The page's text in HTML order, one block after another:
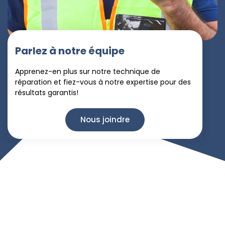
Parlez à notre équipe
Apprenez-en plus sur notre technique de
réparation et fiez-vous à notre expertise pour des
résultats garantis!
Nous joindre